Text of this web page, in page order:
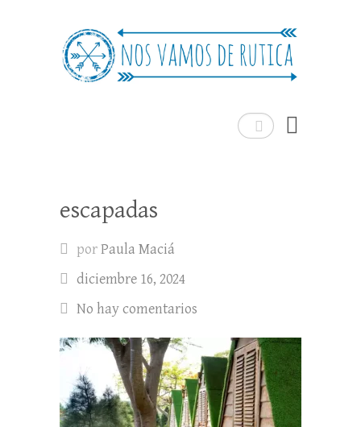
Buscar
Nos Vamos de Rutica
escapadas
porPaula Maciá
diciembre 16, 2024
No hay comentarios